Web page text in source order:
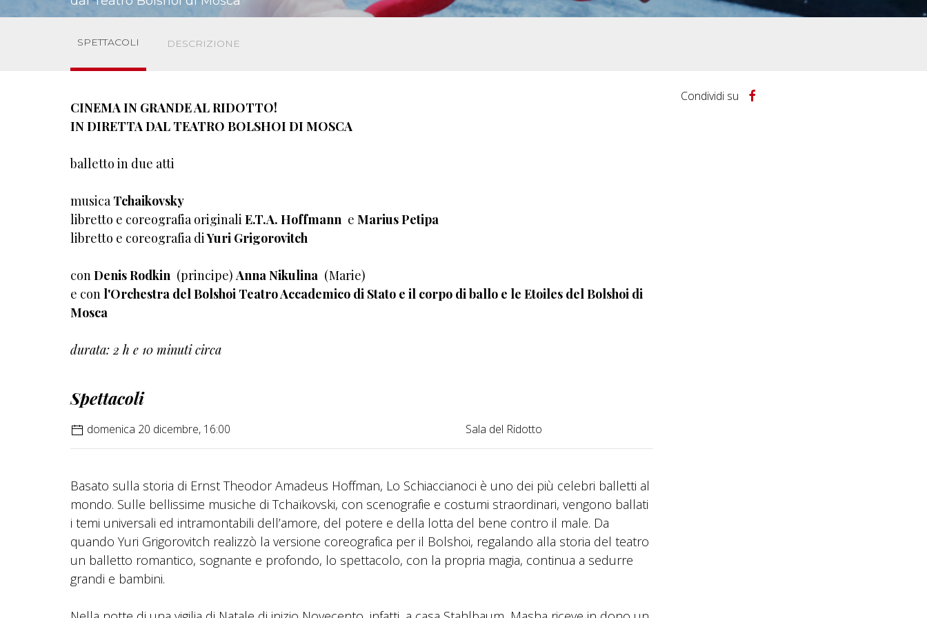
SPETTACOLI DESCRIZIONE
CINEMA IN GRANDE AL RIDOTTO!
IN DIRETTA DAL TEATRO BOLSHOI DI MOSCA
balletto in due atti
musicaTchaikovsky
libretto e coreografia originali E.T.A. Hoffmann e Marius Petipa
libretto e coreografia diYuri Grigorovitch
conDenis Rodkin (principe)Anna Nikulina (Marie)
e con l'Orchestra del Bolshoi Teatro Accademico di Stato e il corpo di ballo e le Etoiles del Bolshoi di
Mosca
durata: 2 h e 10 minuti circa
Spettacoli
domenica 20 dicembre, 16:00 Sala del Ridotto
Basato sulla storia di Ernst Theodor Amadeus Hoffman, Lo Schiaccianoci è uno dei più celebri balletti al
mondo. Sulle bellissime musiche di Tchaïkovski, con scenografie e costumi straordinari, vengono ballati
i temi universali ed intramontabili dell’amore, del potere e della lotta del bene contro il male. Da
quando Yuri Grigorovitch realizzò la versione coreografica per il Bolshoi, regalando alla storia del teatro
un balletto romantico, sognante e profondo, lo spettacolo, con la propria magia, continua a sedurre
grandi e bambini.
Condividi su